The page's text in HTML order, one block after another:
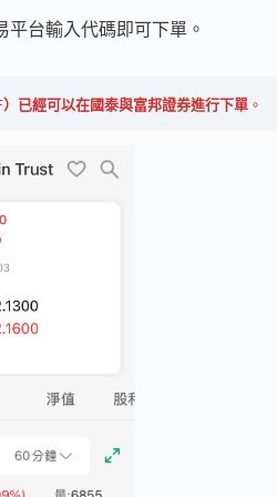
台輸入代碼即可下單。
已經可以在國泰與富邦證券進行下單 。